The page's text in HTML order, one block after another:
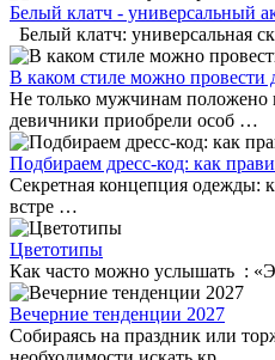
Белый клатч - универсальный
Белый клатч: универсальная
В каком стиле можно провести
Не только мужчинам положено
девичники приобрели особ …
Подбираем дресс-код: как
Секретная концепция одежды:
встре …
Цветотипы
Как часто можно услышать :
Вечерние тенденции 2027
Собираясь на праздник или